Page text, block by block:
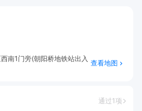
南1门旁(朝阳桥地铁站出入
查看地图
通过1项